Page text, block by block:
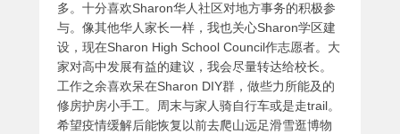
多。十分喜欢Sharon华人社区对地方事务的积极参
与。像其他华人家长一样，我也关心Sharon学区建
设，现在Sharon High School Council作志愿者。大
家对高中发展有益的建议，我会尽量转达给校长。
工作之余喜欢呆在Sharon DIY群，做些力所能及的
修房护房小手工。周末与家人骑自行车或是走trail。
希望疫情缓解后能恢复以前去爬山远足滑雪逛博物